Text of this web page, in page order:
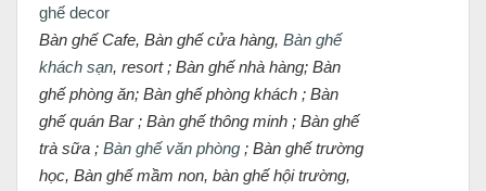
ghế decor
Bàn ghế Cafe, Bàn ghế cửa hàng, Bàn ghế
khách sạn, resort ; Bàn ghế nhà hàng; Bàn
ghế phòng ăn; Bàn ghế phòng khách ; Bàn
ghế quán Bar ; Bàn ghế thông minh ; Bàn ghế
trà sữa ; Bàn ghế văn phòng ; Bàn ghế trường
học, Bàn ghế mầm non, bàn ghế hội trường,